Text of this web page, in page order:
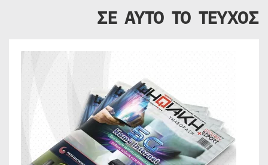
ΣΕ ΑΥΤΟ ΤΟ ΤΕΥΧΟΣ